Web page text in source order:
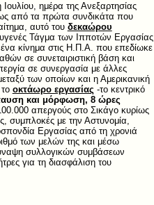
ημέρα της Ανεξαρτησίας
από τα πρώτα συνδικάτα που
αυτό του δεκαώρου
Τάγμα των Ιπποτών Εργασίας
κίνημα στις Η.Π.Α. που επεδίωκε
σε συνεταιριστική βάση και
σε συνεργασία με άλλες
των οποίων και η Αμερικανική
οκτάωρο εργασίας -το κεντρικό
και μόρφωση, 8 ώρες
απεργούς στο Σικάγο κυρίως
συμπλοκές με την Αστυνομία,
Εργασίας από τη χρονιά
των μελών της και μέσω
συλλογικών συμβάσεων
για τη διασφάλιση του